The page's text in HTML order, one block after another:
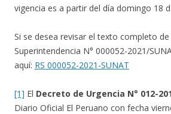
vigencia es a partir del día domingo 18
Si se desea revisar el texto completo
Superintendencia N° 000052-2021/
aquí: RS 000052-2021-SUNAT
[1] El Decreto de Urgencia N° 012-
Diario Oficial El Peruano con fecha